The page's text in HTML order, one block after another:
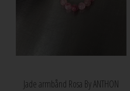
Jade armbånd Rosa By ANTHON